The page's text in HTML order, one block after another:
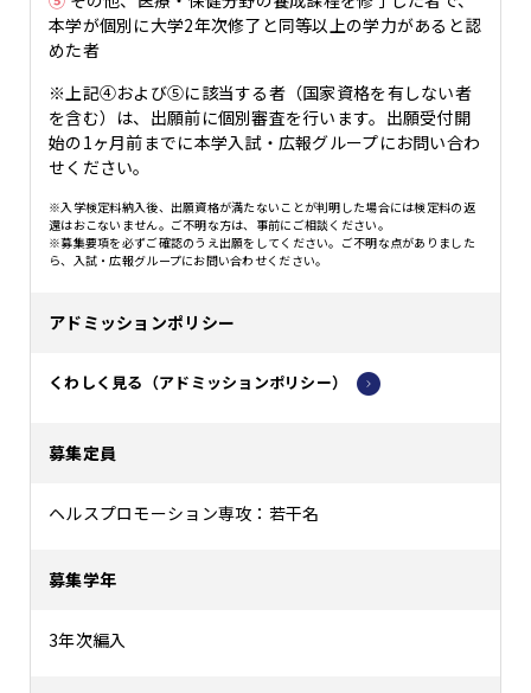
本学が個別に大学2年次修了と同等以上の学力があると認
めた者
※上記④および⑤に該当する者（国家資格を有しない者
を含む）は、出願前に個別審査を行います。出願受付開
始の1ヶ月前までに本学入試・広報グループにお問い合わ
せください。
※入学検定料納入後、出願資格が満たないことが判明した場合には検定料の返
還はおこないません。ご不明な方は、事前にご相談ください。
※募集要項を必ずご確認のうえ出願をしてください。ご不明な点がありました
ら、入試・広報グループにお問い合わせください。
アドミッションポリシー
くわしく見る（アドミッションポリシー）
募集定員
ヘルスプロモーション専攻：若干名
募集学年
3年次編入